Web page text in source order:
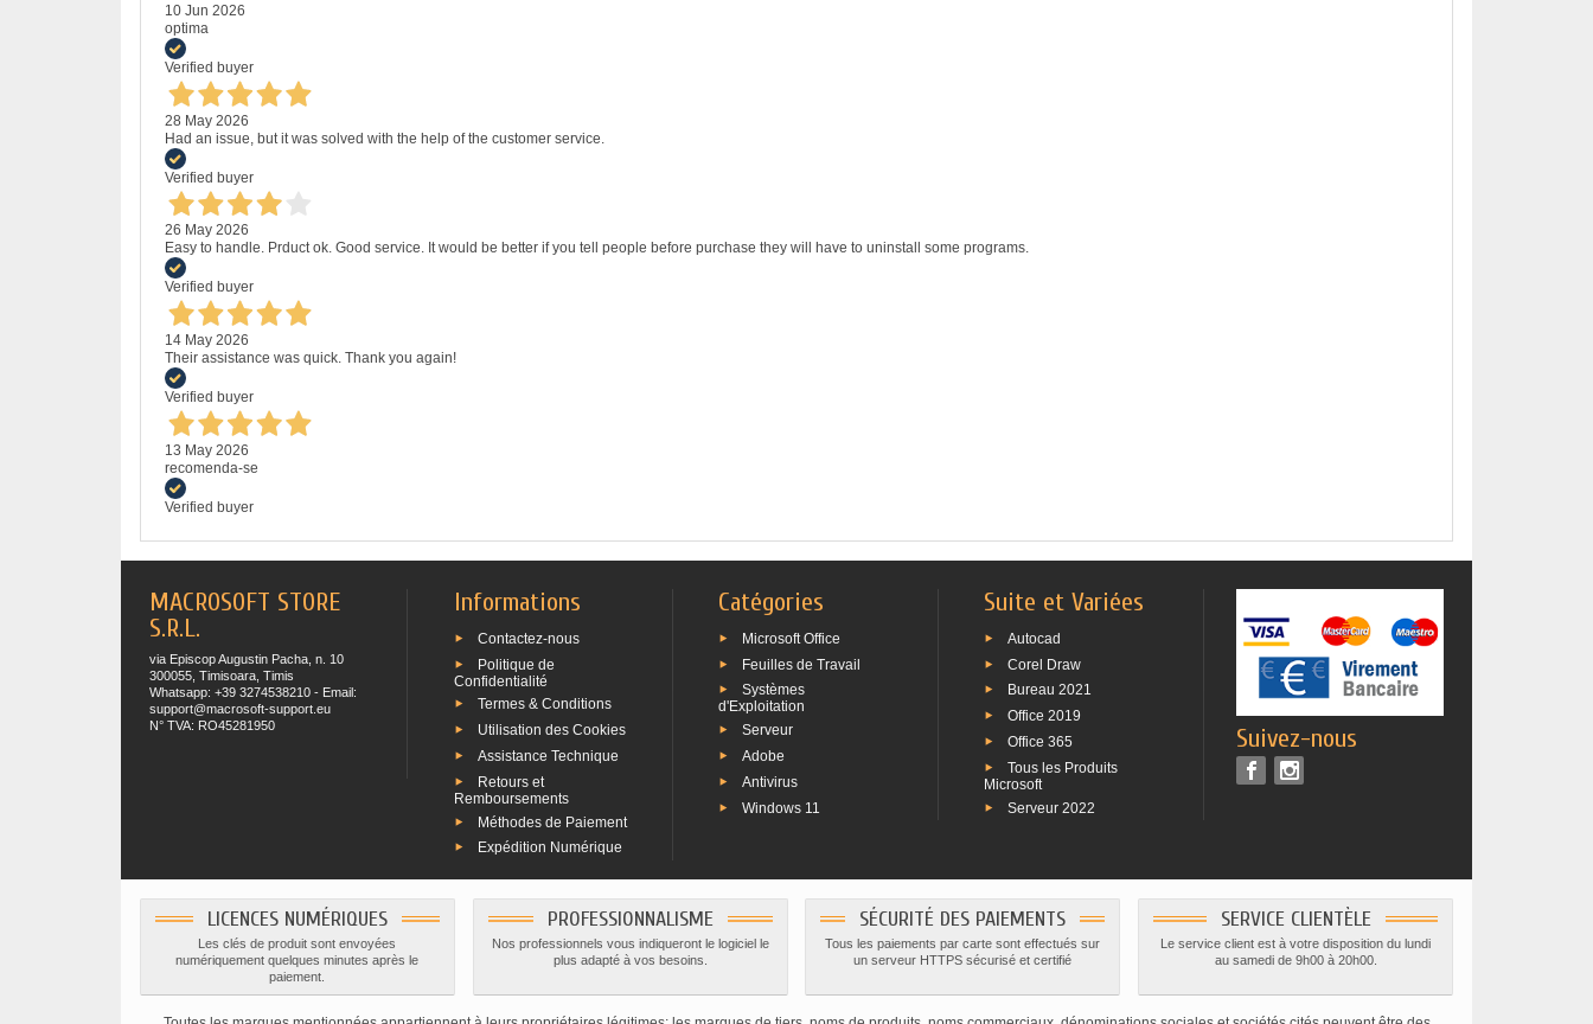
10 Jun 2026
optima
Verified buyer
28 May 2026
Had an issue, but it was solved with the help of the customer service.
Verified buyer
26 May 2026
Easy to handle. Prduct ok. Good service. It would be better if you tell people before purchase they will have to uninstall some programs.
Verified buyer
14 May 2026
Their assistance was quick. Thank you again!
Verified buyer
13 May 2026
recomenda-se
Verified buyer
MACROSOFT STORE
S.R.L.
via Episcop Augustin Pacha, n. 10
300055, Timisoara, Timis
Whatsapp: +39 3274538210 - Email:
support@macrosoft-support.eu
N° TVA: RO45281950
Informations
Contactez-nous
Politique de
Confidentialité
Termes & Conditions
Utilisation des Cookies
Assistance Technique
Retours et
Remboursements
Méthodes de Paiement
Expédition Numérique
Catégories
Microsoft Office
Feuilles de Travail
Systèmes
d'Exploitation
Serveur
Adobe
Antivirus
Windows 11
Suite et Variées
Autocad
Corel Draw
Bureau 2021
Office 2019
Office 365
Tous les Produits
Microsoft
Serveur 2022
Suivez-nous
LICENCES NUMÉRIQUES
Les clés de produit sont envoyées
numériquement quelques minutes après le
paiement.
PROFESSIONNALISME
Nos professionnels vous indiqueront le logiciel le
plus adapté à vos besoins.
SÉCURITÉ DES PAIEMENTS
Tous les paiements par carte sont effectués sur
un serveur HTTPS sécurisé et certifié
SERVICE CLIENTÈLE
Le service client est à votre disposition du lundi
au samedi de 9h00 à 20h00.